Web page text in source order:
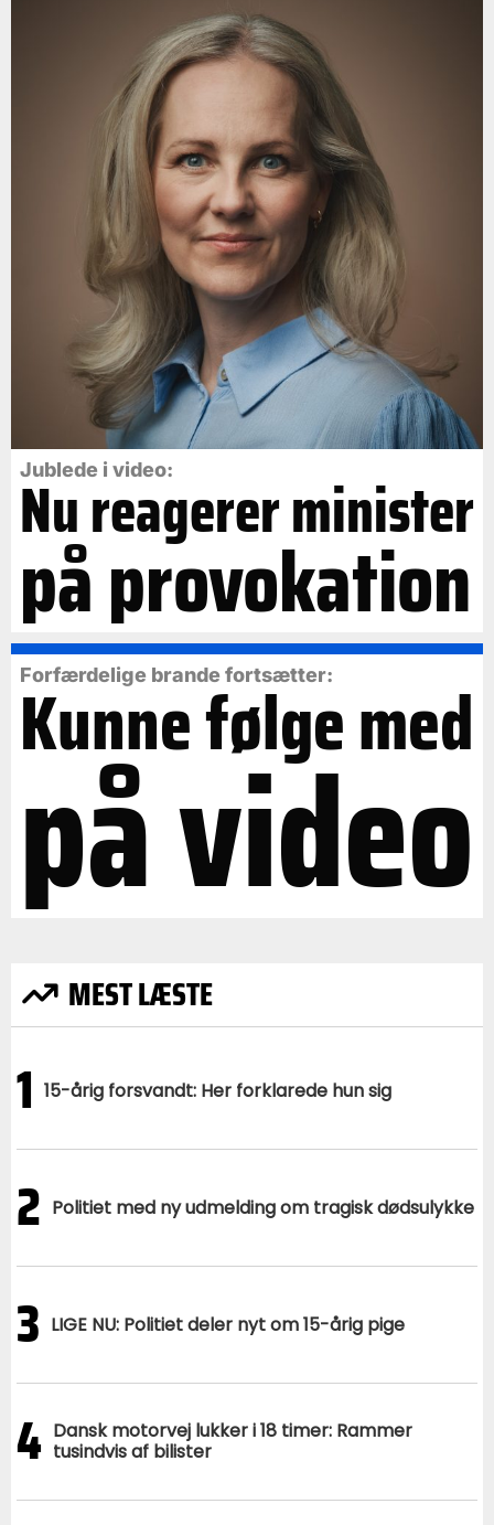
Jublede i video:
Nu reagerer minister
på provokation
Forfærdelige brande fortsætter:
Kunne følge med
på video
MEST LÆSTE
1 15-årig forsvandt: Her forklarede hun sig
2 Politiet med ny udmelding om tragisk dødsulykke
3 LIGE NU: Politiet deler nyt om 15-årig pige
4 Dansk motorvej lukker i 18 timer: Rammer
tusindvis af bilister